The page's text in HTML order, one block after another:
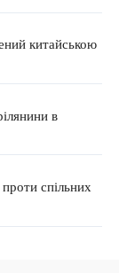
китайською
в
спільних